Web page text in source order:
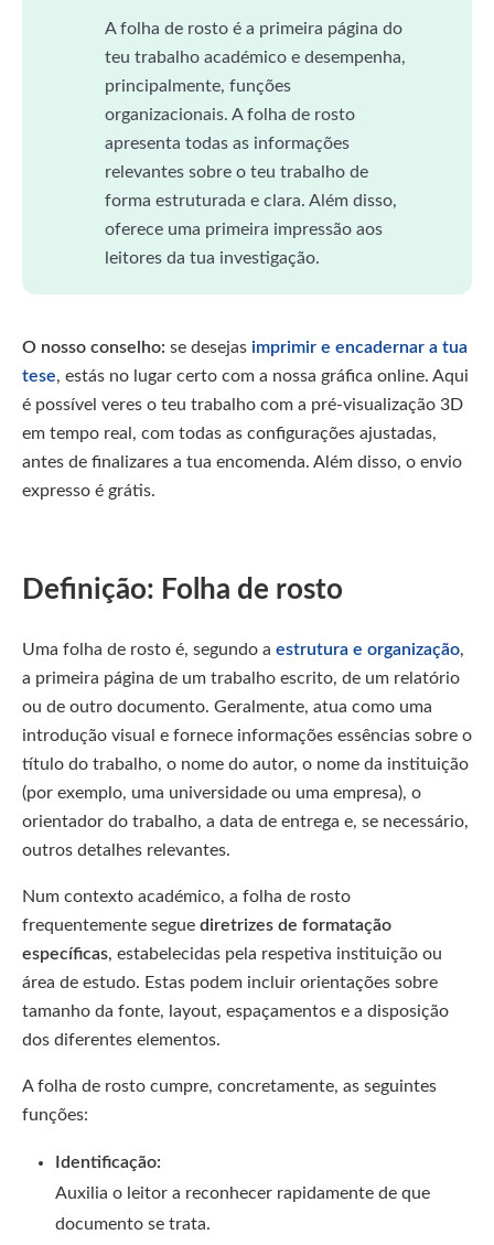
A folha de rosto é a primeira página do
teu trabalho académico e desempenha,
principalmente, funções
organizacionais. A folha de rosto
apresenta todas as informações
relevantes sobre o teu trabalho de
forma estruturada e clara. Além disso,
oferece uma primeira impressão aos
leitores da tua investigação.
O nosso conselho: se desejas imprimir e encadernar a tua
tese, estás no lugar certo com a nossa gráfica online. Aqui
é possível veres o teu trabalho com a pré-visualização 3D
em tempo real, com todas as configurações ajustadas,
antes de finalizares a tua encomenda. Além disso, o envio
expresso é grátis.
Definição: Folha de rosto
Uma folha de rosto é, segundo a estrutura e organização,
a primeira página de um trabalho escrito, de um relatório
ou de outro documento. Geralmente, atua como uma
introdução visual e fornece informações essências sobre o
título do trabalho, o nome do autor, o nome da instituição
(por exemplo, uma universidade ou uma empresa), o
orientador do trabalho, a data de entrega e, se necessário,
outros detalhes relevantes.
Num contexto académico, a folha de rosto
frequentemente segue diretrizes de formatação
específicas, estabelecidas pela respetiva instituição ou
área de estudo. Estas podem incluir orientações sobre
tamanho da fonte, layout, espaçamentos e a disposição
dos diferentes elementos.
A folha de rosto cumpre, concretamente, as seguintes
funções:
Identificação:
Auxilia o leitor a reconhecer rapidamente de que
documento se trata.